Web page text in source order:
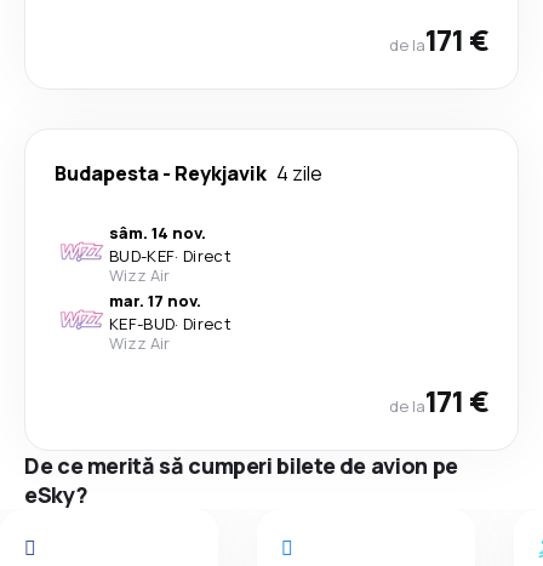
de la171 €
Budapesta- Reykjavik 4 zile
sâm. 14 nov.
BUD-KEF· Direct
Wizz Air
mar. 17 nov.
KEF-BUD· Direct
Wizz Air
de la171 €
De ce merită să cumperi bilete de avion pe
eSky?